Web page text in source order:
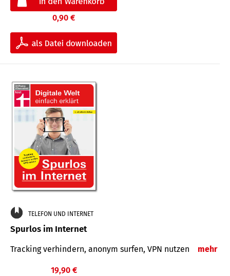
0,90 €
TELEFON UND INTERNET
Spurlos im Internet
Tracking verhindern, anonym surfen, VPN nutzen mehr
19,90 €